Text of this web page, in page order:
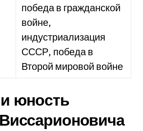
победа в гражданской
войне,
индустриализация
СССР, победа в
Второй мировой войне
юность